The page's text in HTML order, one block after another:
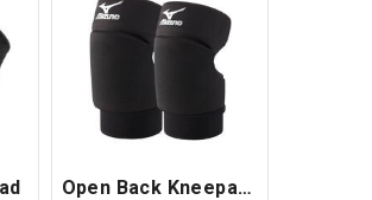
Open Back Kneepad 2 stk